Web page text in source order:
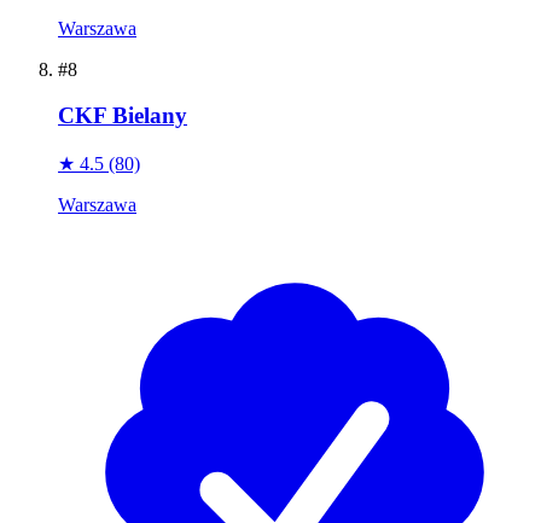
Warszawa
#8
CKF Bielany
★ 4.5 (80)
Warszawa